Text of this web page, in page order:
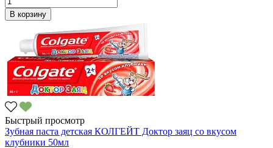
В корзину
Быстрый просмотр
Зубная паста детская КОЛГЕЙТ Доктор заяц со вкусом
клубники 50мл